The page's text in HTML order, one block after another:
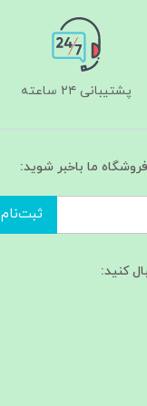
پشتیبانی ۲۴ ساعته
ما باخبر شوید:
ثبت‌نام
کنید: